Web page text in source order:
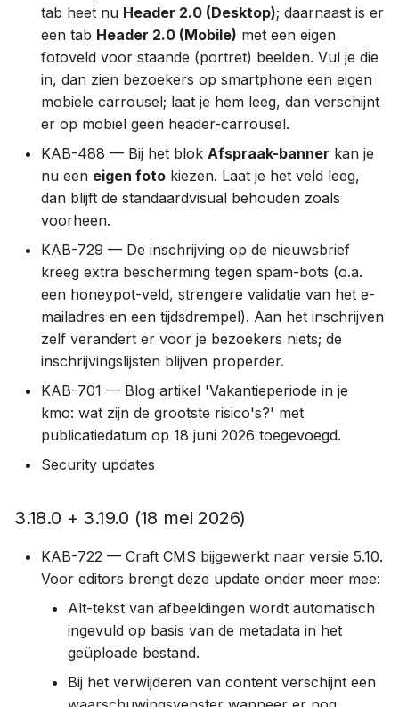
2.10.0 (26 nov 2024)
2.9.0 (21 nov 2024)
2.8.0 (30 okt 2024)
2.7.0 (7 okt 2024)
2.6.0 (10 sep 2024)
2.4.0 (12 jun 2024)
2.3.0 (10 jun 2024)
2.2.0 (6 jun 2024)
2.1.0 (28 mei 2024)
1.55.1 (4 apr 2024)
1.55.0 (13 maa 2024)
tab heet nu Header 2.0 (Desktop); daarnaast is er
een tab Header 2.0 (Mobile) met een eigen
fotoveld voor staande (portret) beelden. Vul je die
in, dan zien bezoekers op smartphone een eigen
mobiele carrousel; laat je hem leeg, dan verschijnt
er op mobiel geen header-carrousel.
KAB-488 — Bij het blok Afspraak-banner kan je
nu een eigen foto kiezen. Laat je het veld leeg,
dan blijft de standaardvisual behouden zoals
voorheen.
KAB-729 — De inschrijving op de nieuwsbrief
kreeg extra bescherming tegen spam-bots (o.a.
een honeypot-veld, strengere validatie van het e-
mailadres en een tijdsdrempel). Aan het inschrijven
zelf verandert er voor je bezoekers niets; de
inschrijvingslijsten blijven properder.
KAB-701 — Blog artikel 'Vakantieperiode in je
kmo: wat zijn de grootste risico's?' met
publicatiedatum op 18 juni 2026 toegevoegd.
Security updates
3.18.0 + 3.19.0 (18 mei 2026)
KAB-722 — Craft CMS bijgewerkt naar versie 5.10.
Voor editors brengt deze update onder meer mee:
Alt-tekst van afbeeldingen wordt automatisch
ingevuld op basis van de metadata in het
geüploade bestand.
Bij het verwijderen van content verschijnt een